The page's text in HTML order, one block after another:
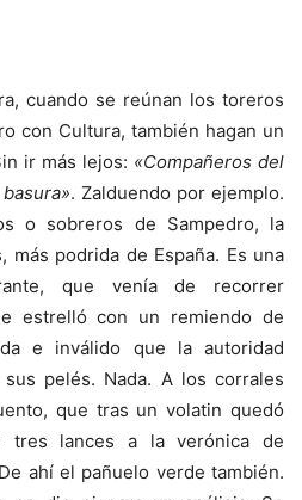
cuando se reúnan los toreros
con Cultura, también hagan un
ir más lejos: «Compañeros del
. Zalduendo por ejemplo.
o sobreros de Sampedro, la
más podrida de España. Es una
que venía de recorrer
estrelló con un remiendo de
e inválido que la autoridad
pelés. Nada. A los corrales
que tras un volatin quedó
tres lances a la verónica de
ahí el pañuelo verde también.